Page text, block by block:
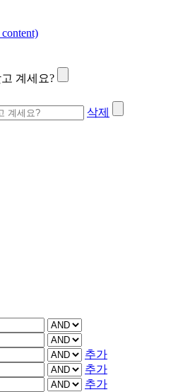
계세요?
삭제
추가
추가
추가